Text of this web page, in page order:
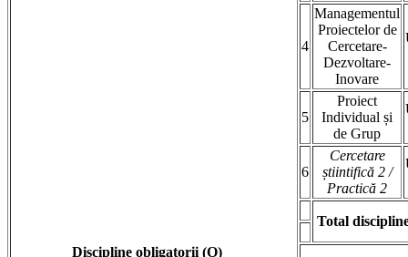
Discipline obligatorii (O)
4
Managementul
Proiectelor de
Cercetare-
Dezvoltare-
Inovare
5
Proiect
Individual și
de Grup
6
Cercetare
știintifică 2 /
Practică 2
Total